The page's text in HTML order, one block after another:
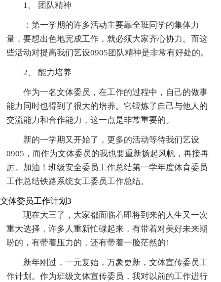
1、 团队精神
：第一学期的许多活动主要靠全班同学的集体力
量，要想出色地完成工作，就必须大家齐心协力。而这
些活动对提高我们艺设0905团队精神是非常有好处的。
2、 能力培养
作为一名文体委员，在工作的过程中，自己的做事
能力同时也得到了很大的培养。它锻炼了自己与他人的
交流能力和合作能力，这一点是非常重要的。
新的一学期又开始了，更多的活动等待我们艺设
0905，而作为文体委员的我也要重新扬起风帆，再接再
厉。加油！班级安全委员工作总结第一学年度体育委员
工作总结铁路系统女工委员工作总结。
文体委员工作计划3
现在大三了，大家都面临着即将到来的人生又一次
重大选择，许多人重新忙碌起来，有带着对美好未来期
盼的，有带着压力的，还有带着一脸茫然的!
新年刚过，一元复始，万象更新，文体宣传委员工
作计划。作为班级文体宣传委员，我对以前的工作进行